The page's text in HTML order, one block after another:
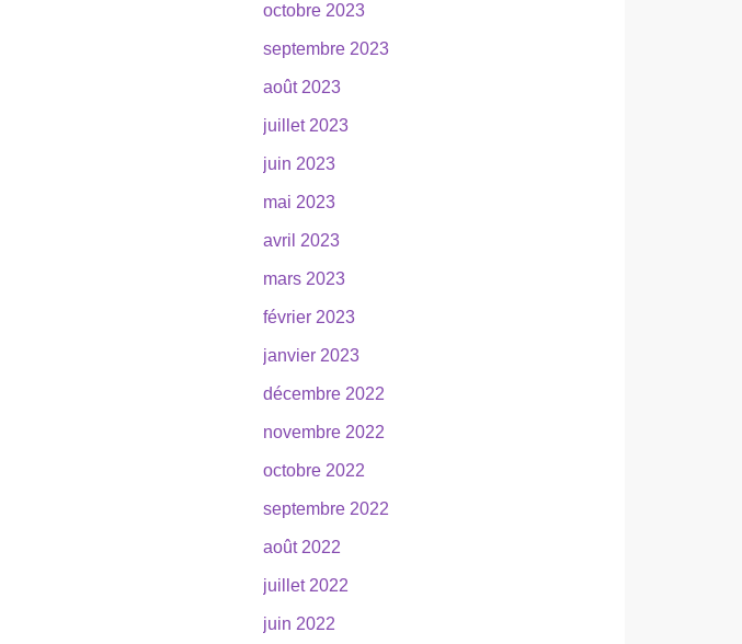
octobre 2023
septembre 2023
août 2023
juillet 2023
juin 2023
mai 2023
avril 2023
mars 2023
février 2023
janvier 2023
décembre 2022
novembre 2022
octobre 2022
septembre 2022
août 2022
juillet 2022
juin 2022